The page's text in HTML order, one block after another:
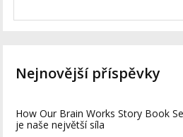
Nejnovější příspěvky
How Our Brain Works Story Book
je naše největší síla